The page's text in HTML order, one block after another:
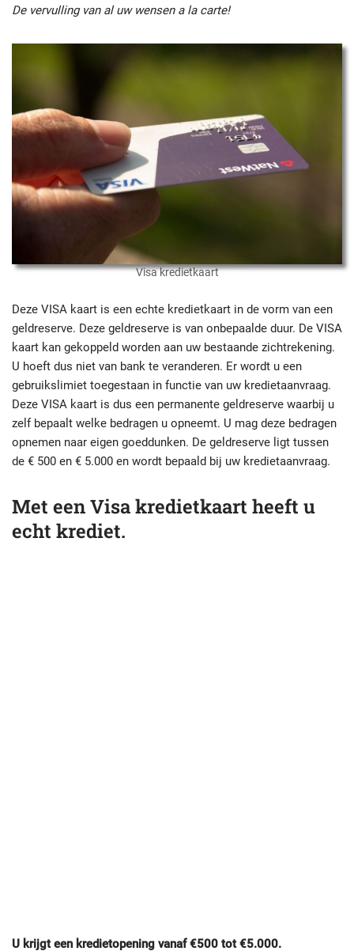
De vervulling van al uw wensen a la carte!
Visa kredietkaart
Deze VISA kaart is een echte kredietkaart in de vorm van een
geldreserve. Deze geldreserve is van onbepaalde duur. De VISA
kaart kan gekoppeld worden aan uw bestaande zichtrekening.
U hoeft dus niet van bank te veranderen. Er wordt u een
gebruikslimiet toegestaan in functie van uw kredietaanvraag.
Deze VISA kaart is dus een permanente geldreserve waarbij u
zelf bepaalt welke bedragen u opneemt. U mag deze bedragen
opnemen naar eigen goeddunken. De geldreserve ligt tussen
de € 500 en € 5.000 en wordt bepaald bij uw kredietaanvraag.
Met een Visa kredietkaart heeft u
echt krediet.
U krijgt een kredietopening vanaf €500 tot €5.000.